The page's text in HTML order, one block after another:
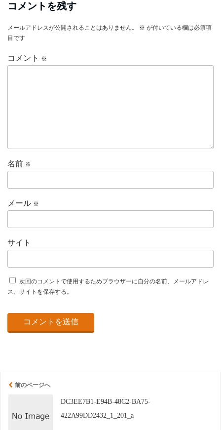
コメントを残す
メールアドレスが公開されることはありません。 ※ が付いている欄は必須項
目です
コメント ※
名前 ※
メール ※
サイト
次回のコメントで使用するためブラウザーに自分の名前、メールアドレ
ス、サイトを保存する。
前のページへ
DC3EE7B1-E94B-48C2-BA75-
422A99DD2432_1_201_a